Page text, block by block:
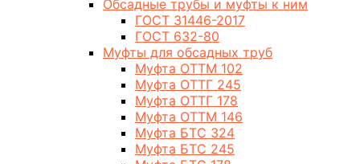
Обсадные трубы и муфты к ним
ГОСТ 31446-2017
ГОСТ 632-80
Муфты для обсадных труб
Муфта ОТТМ 102
Муфта ОТТГ 245
Муфта ОТТГ 178
Муфта ОТТМ 146
Муфта БТС 324
Муфта БТС 245